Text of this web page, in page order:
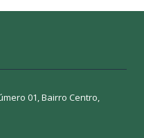
01, Bairro Centro,